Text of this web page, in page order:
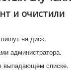
и очистили
на диск.
администратора.
выпадающем списке.